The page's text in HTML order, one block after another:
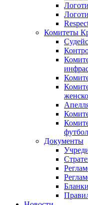
Комитеты
Документы